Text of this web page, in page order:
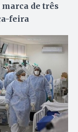
de três
feira